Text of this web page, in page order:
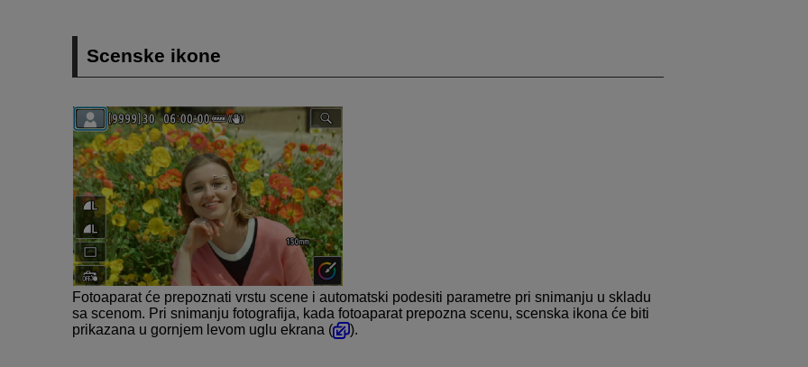
Scenske ikone
Fotoaparat će prepoznati vrstu scene i automatski podesiti parametre pri snimanju u skladu
sa scenom. Pri snimanju fotografija, kada fotoaparat prepozna scenu, scenska ikona će biti
prikazana u gornjem levom uglu ekrana (
).